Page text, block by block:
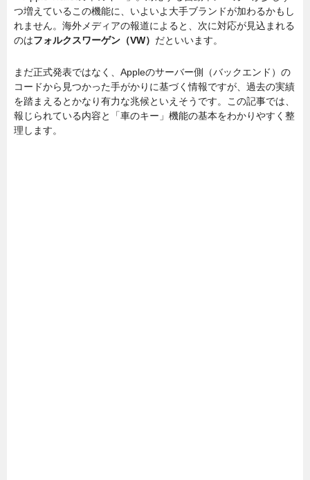
つ増えているこの機能に、いよいよ大手ブランドが加わるかもし
れません。海外メディアの報道によると、次に対応が見込まれる
のはフォルクスワーゲン（VW） だといいます。
まだ正式発表ではなく、Appleのサーバー側（バックエンド）の
コードから見つかった手がかりに基づく情報ですが、過去の実績
を踏まえるとかなり有力な兆候といえそうです。この記事では、
報じられている内容と「車のキー」機能の基本をわかりやすく整
理します。